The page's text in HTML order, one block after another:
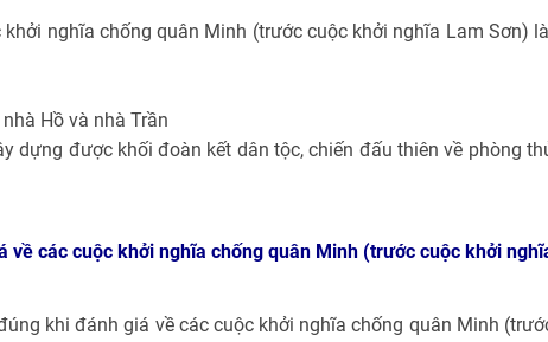
nghĩa chống quân Minh (trước cuộc khởi nghĩa Lam Sơn)
Hồ và nhà Trần
dựng được khối đoàn kết dân tộc, chiến đấu thiên về phòng
về các cuộc khởi nghĩa chống quân Minh (trước cuộc khởi
khi đánh giá về các cuộc khởi nghĩa chống quân Minh